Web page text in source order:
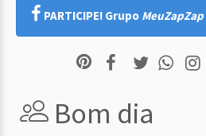
PARTICIPE! Grupo MeuZapZap
Bom dia